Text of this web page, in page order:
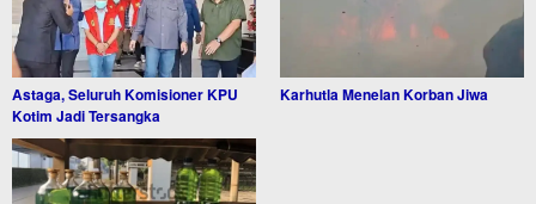
Astaga, Seluruh Komisioner KPU
Kotim Jadi Tersangka
Karhutla Menelan Korban Jiwa